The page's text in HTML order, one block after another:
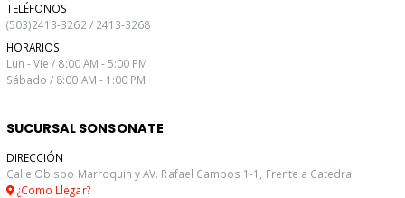
TELÉFONOS
(503)2413-3262 / 2413-3268
HORARIOS
Lun - Vie / 8:00 AM - 5:00 PM
Sábado / 8:00 AM - 1:00 PM
SUCURSAL SONSONATE
DIRECCIÓN
Calle Obispo Marroquin y AV. Rafael Campos 1-1, Frente a Catedral
¿Como Llegar?